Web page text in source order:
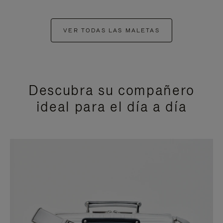
VER TODAS LAS MALETAS
Descubra su compañero
ideal para el día a día